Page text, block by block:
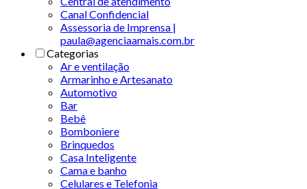
Canal Confidencial
Assessoria de Imprensa |
paula@agenciaamais.com.br
Categorias
Ar e ventilação
Armarinho e Artesanato
Automotivo
Bar
Bebê
Bomboniere
Brinquedos
Casa Inteligente
Cama e banho
Celulares e Telefonia